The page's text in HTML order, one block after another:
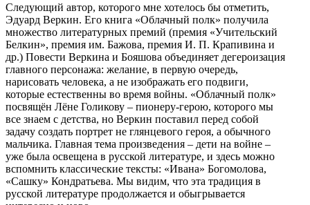
Следующий автор, которого мне хотелось бы отметить,
Эдуард Веркин. Его книга «Облачный полк» получила
множество литературных премий (премия «Учительский
Белкин», премия им. Бажова, премия И. П. Крапивина и
др.) Повести Веркина и Бояшова объединяет дегероизация
главного персонажа: желание, в первую очередь,
нарисовать человека, а не изображать его подвиги,
которые естественны во время войны. «Облачный полк»
посвящён Лёне Голикову – пионеру-герою, которого мы
все знаем с детства, но Веркин поставил перед собой
задачу создать портрет не глянцевого героя, а обычного
мальчика. Главная тема произведения – дети на войне –
уже была освещена в русской литературе, и здесь можно
вспомнить классические тексты: «Ивана» Богомолова,
«Сашку» Кондратьева. Мы видим, что эта традиция в
русской литературе продолжается и обыгрывается